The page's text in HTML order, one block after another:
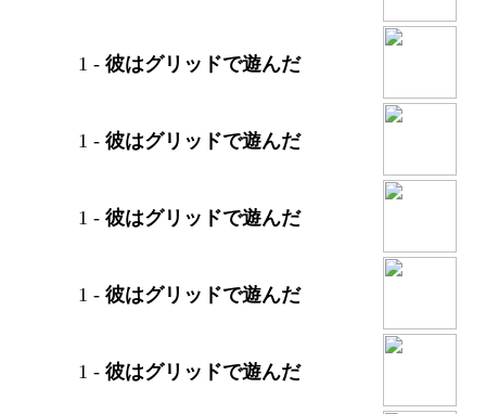
1 - 彼はグリッドで遊んだ
1 - 彼はグリッドで遊んだ
1 - 彼はグリッドで遊んだ
1 - 彼はグリッドで遊んだ
1 - 彼はグリッドで遊んだ